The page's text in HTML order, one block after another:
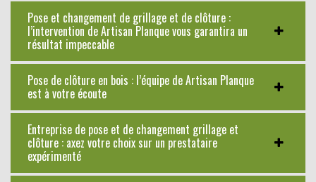
Pose et changement de grillage et de clôture :
l’intervention de Artisan Planque vous garantira un
résultat impeccable
Pose de clôture en bois : l’équipe de Artisan Planque
est à votre écoute
Entreprise de pose et de changement grillage et
clôture : axez votre choix sur un prestataire
expérimenté